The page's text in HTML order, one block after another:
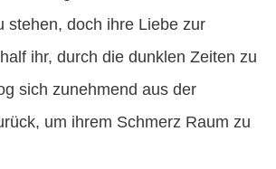
stehen, doch ihre Liebe zur
ihr, durch die dunklen Zeiten zu
sich zunehmend aus der
um ihrem Schmerz Raum zu